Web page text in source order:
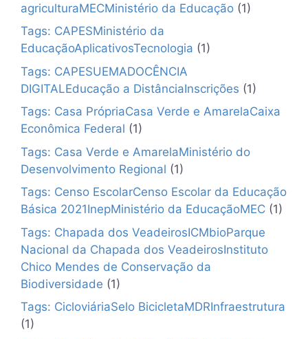
agriculturaMECMinistério da Educação (1)
Tags: CAPESMinistério da
EducaçãoAplicativosTecnologia (1)
Tags: CAPESUEMADOCÊNCIA
DIGITALEducação a DistânciaInscrições (1)
Tags: Casa PrópriaCasa Verde e AmarelaCaixa
Econômica Federal (1)
Tags: Casa Verde e AmarelaMinistério do
Desenvolvimento Regional (1)
Tags: Censo EscolarCenso Escolar da Educação
Básica 2021InepMinistério da EducaçãoMEC (1)
Tags: Chapada dos VeadeirosICMbioParque
Nacional da Chapada dos VeadeirosInstituto
Chico Mendes de Conservação da
Biodiversidade (1)
Tags: CicloviáriaSelo BicicletaMDRInfraestrutura
(1)